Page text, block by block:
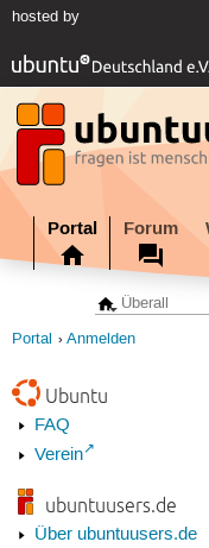
hosted by
Portal Forum
Portal Anmelden
Ubuntu
FAQ
Verein
ubuntuusers.de
Über ubuntuusers.de